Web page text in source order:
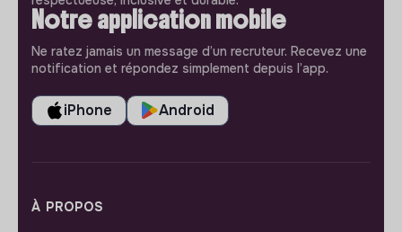
Notre application mobile
Ne ratez jamais un message d’un recruteur. Recevez une
notification et répondez simplement depuis l’app.
iPhone Android
À PROPOS